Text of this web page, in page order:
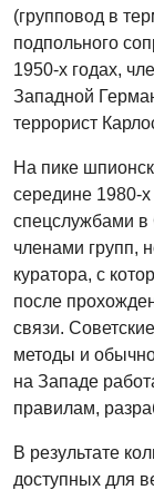
(групповод в
подпольного
1950-х годах,
Западной
террорист
На пике
середине 1980-
спецслужбами в
членами групп,
куратора, с
после
связи.
методы и
на Западе
правилам,
В результате
доступных для